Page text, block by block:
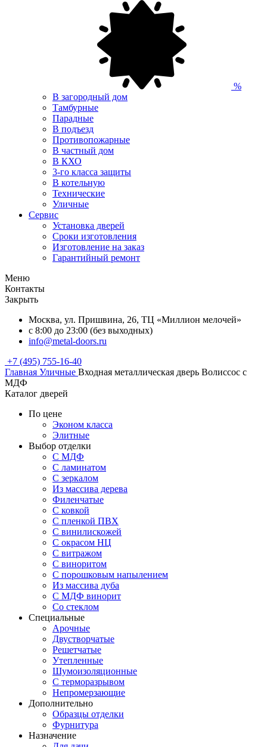
%
В загородный дом
Тамбурные
Парадные
В подъезд
Противопожарные
В частный дом
В КХО
3-го класса защиты
В котельную
Технические
Уличные
Сервис
Установка дверей
Сроки изготовления
Изготовление на заказ
Гарантийный ремонт
Меню
Контакты
Закрыть
Москва, ул. Пришвина, 26, ТЦ «Миллион мелочей»
с 8:00 до 23:00 (без выходных)
info@metal-doors.ru
+7 (495) 755-16-40
Главная Уличные Входная металлическая дверь Волиссос с
МДФ
Каталог дверей
По цене
Эконом класса
Элитные
Выбор отделки
С МДФ
С ламинатом
С зеркалом
Из массива дерева
Филенчатые
С ковкой
С пленкой ПВХ
С винилискожей
С окрасом НЦ
С витражом
С виноритом
С порошковым напылением
Из массива дуба
С МДФ винорит
Со стеклом
Специальные
Арочные
Двустворчатые
Решетчатые
Утепленные
Шумоизоляционные
С терморазрывом
Непромерзающие
Дополнительно
Образцы отделки
Фурнитура
Назначение